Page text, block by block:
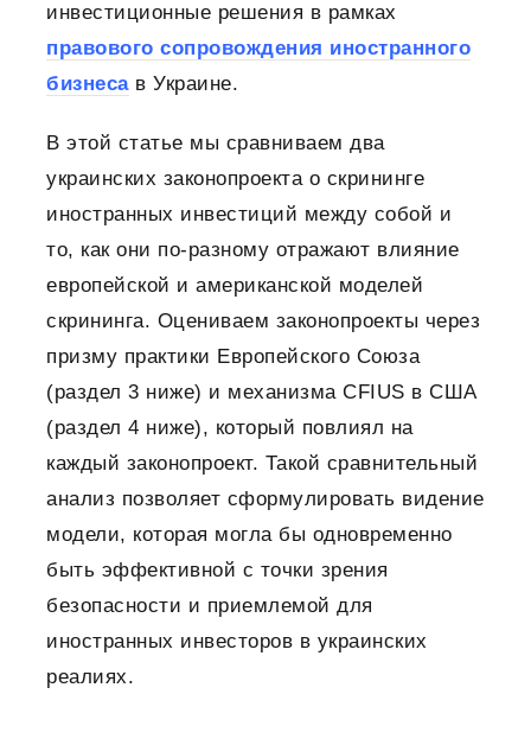
инвестиционные решения в рамках
правового сопровождения иностранного
бизнесав Украине.
В этой статье мы сравниваем два
украинских законопроекта о скрининге
иностранных инвестиций между собой и
то, как они по-разному отражают влияние
европейской и американской моделей
скрининга. Оцениваем законопроекты через
призму практики Европейского Союза
(раздел 3 ниже) и механизма CFIUS в США
(раздел 4 ниже), который повлиял на
каждый законопроект. Такой сравнительный
анализ позволяет сформулировать видение
модели, которая могла бы одновременно
быть эффективной с точки зрения
безопасности и приемлемой для
иностранных инвесторов в украинских
реалиях.